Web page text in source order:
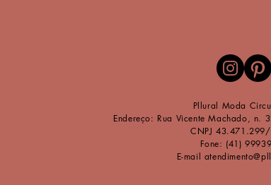
​Pllural Moda
Endereço: Rua Vicente Machado, n.
CNPJ
Fone: (41)
E-mail